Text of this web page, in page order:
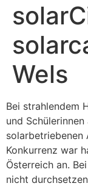
Wels
Bei strahlendem
und
solarbetriebenen
Konkurrenz war
Österreich an.
nicht